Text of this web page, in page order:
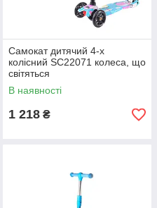
Самокат дитячий 4-х
колісний SC22071 колеса, що
світяться
В наявності
1 218 ₴